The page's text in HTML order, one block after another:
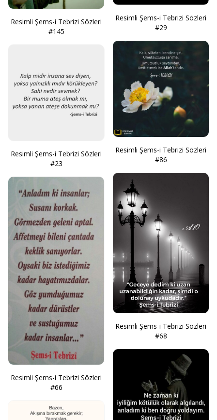
Resimli Şems-i Tebrizi Sözleri
#145
Resimli Şems-i Tebrizi Sözleri
#23
Resimli Şems-i Tebrizi Sözleri
#66
Resimli Şems-i Tebrizi Sözleri
#29
Resimli Şems-i Tebrizi Sözleri
#86
Resimli Şems-i Tebrizi Sözleri
#68